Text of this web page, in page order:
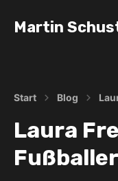
Martin
Start Blog
Laura